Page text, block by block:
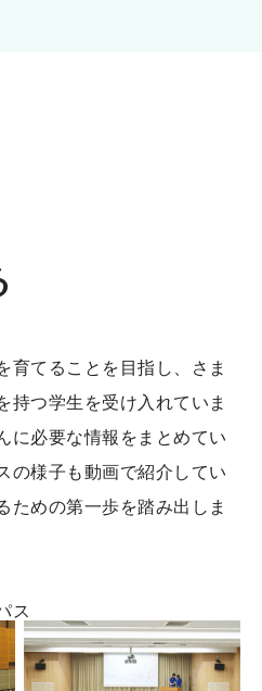
育てることを目指し、さま
持つ学生を受け入れていま
に必要な情報をまとめてい
の様子も動画で紹介してい
ための第一歩を踏み出しま
ス